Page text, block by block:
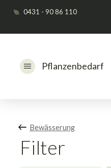
0431 - 90 86 110
Pflanzenbedarf
Bewässerung
Filter